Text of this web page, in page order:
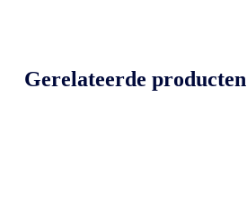
Gerelateerde producten